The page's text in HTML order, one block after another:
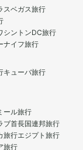
スベガス旅行
シントンDC旅行
ナイフ旅行
キューバ旅行
ール旅行
ブ首長国連邦旅行
旅行エジプト旅行
旅行